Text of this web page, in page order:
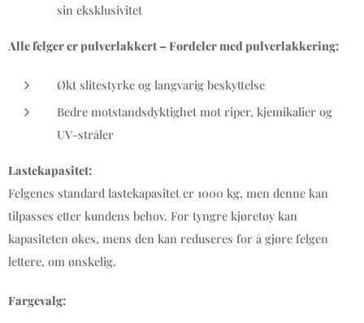
sin eksklusivitet
Alle felger er pulverlakkert – Fordeler med pulverlakkering:
Økt slitestyrke og langvarig beskyttelse
Bedre motstandsdyktighet mot riper, kjemikalier og
UV-stråler
Lastekapasitet:
Felgenes standard lastekapasitet er 1000 kg, men denne kan
tilpasses etter kundens behov. For tyngre kjøretøy kan
kapasiteten økes, mens den kan reduseres for å gjøre felgen
lettere, om ønskelig.
Fargevalg: